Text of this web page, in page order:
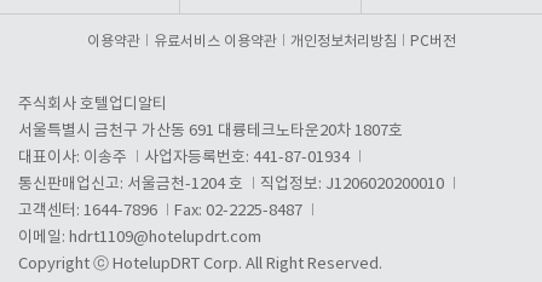
이용약관 유료서비스 이용약관 개인정보처리방침 PC버전
주식회사 호텔업디알티
서울특별시 금천구 가산동 691 대륭테크노타운20차 1807호
대표이사: 이송주
사업자등록번호: 441-87-01934
통신판매업신고: 서울금천-1204 호
직업정보: J1206020200010
고객센터: 1644-7896
Fax: 02-2225-8487
이메일: hdrt1109@hotelupdrt.com
Copyright ⓒ HotelupDRT Corp. All Right Reserved.